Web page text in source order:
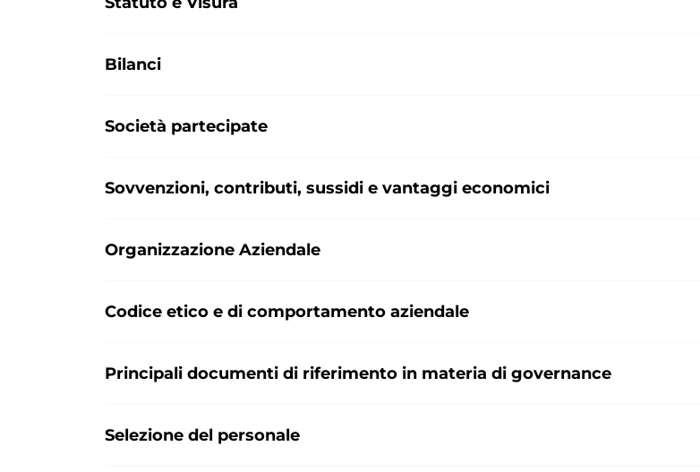
Bilanci
Società partecipate
Sovvenzioni, contributi, sussidi e vantaggi economici
Organizzazione Aziendale
Codice etico e di comportamento aziendale
Principali documenti di riferimento in materia di governance
Selezione del personale